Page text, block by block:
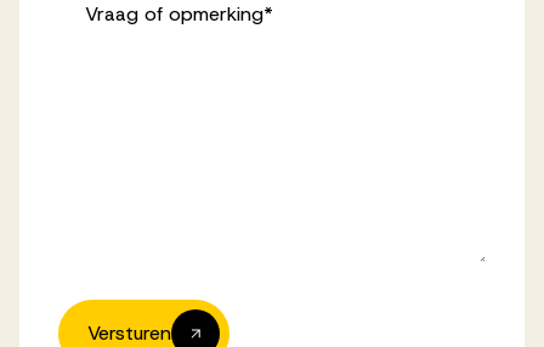
Vraag of opmerking*
Versturen